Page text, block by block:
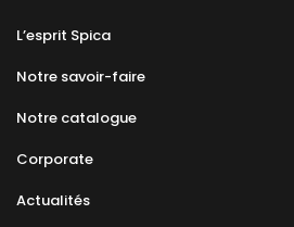
L’esprit Spica
Notre savoir-faire
Notre catalogue
Corporate
Actualités